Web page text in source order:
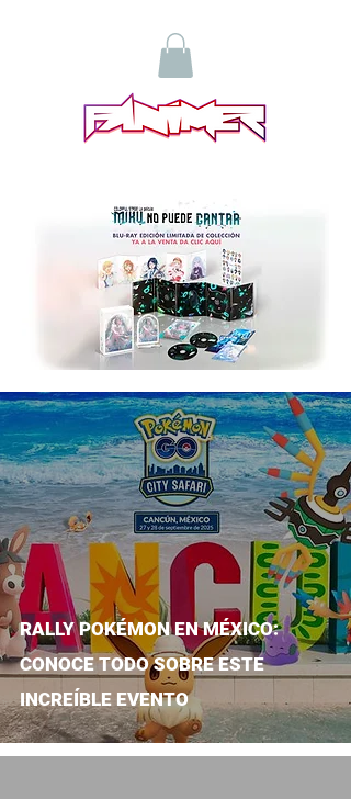
RALLY POKÉMON EN MÉXICO:
CONOCE TODO SOBRE ESTE
INCREÍBLE EVENTO